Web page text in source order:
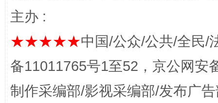
主办 :
★★★★★中国/公众/公共/全民/
备11011765号1至52，京公网安
制作采编部/影视采编部/发布广